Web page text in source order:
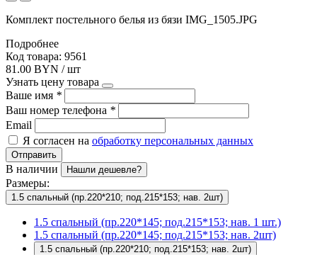
Комплект постельного белья из бязи IMG_1505.JPG
Подробнее
Код товара: 9561
81.00 BYN / шт
Узнать цену товара
Ваше имя *
Ваш номер телефона *
Email
Я согласен на обработку персональных данных
Отправить
В наличии Нашли дешевле?
Размеры:
1.5 спальный (пр.220*210; под.215*153; нав. 2шт)
1.5 спальный (пр.220*145; под.215*153; нав. 1 шт.)
1.5 спальный (пр.220*145; под.215*153; нав. 2шт)
1.5 спальный (пр.220*210; под.215*153; нав. 2шт)